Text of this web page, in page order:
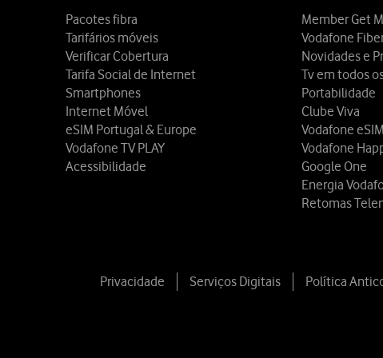
Pacotes fibra
Tarifários móveis
Verificar Cobertura
Tarifa Social de Internet
Smartphones
Internet Móvel
eSIM Portugal & Europe
Vodafone TV PLAY
Acessibilidade
Member Get
Vodafone
Novidades e
Tv em todos
Portabilidade
Clube Viva
Vodafone eSIM
Vodafone
Google One
Energia
Retomas
Privacidade Serviços Digitais Política